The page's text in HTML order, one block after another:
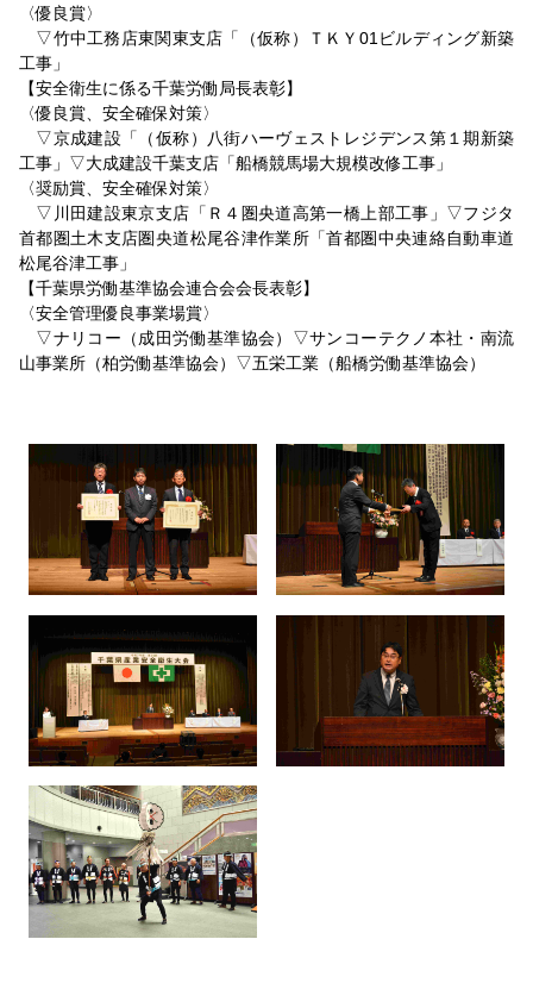
〈優良賞〉
▽竹中工務店東関東支店「（仮称）ＴＫＹ01ビルディング新築
工事」
【安全衛生に係る千葉労働局長表彰】
〈優良賞、安全確保対策〉
▽京成建設「（仮称）八街ハーヴェストレジデンス第１期新築
工事」▽大成建設千葉支店「船橋競馬場大規模改修工事」
〈奨励賞、安全確保対策〉
▽川田建設東京支店「Ｒ４圏央道高第一橋上部工事」▽フジタ
首都圏土木支店圏央道松尾谷津作業所「首都圏中央連絡自動車道
松尾谷津工事」
【千葉県労働基準協会連合会会長表彰】
〈安全管理優良事業場賞〉
▽ナリコー（成田労働基準協会）▽サンコーテクノ本社・南流
山事業所（柏労働基準協会）▽五栄工業（船橋労働基準協会）